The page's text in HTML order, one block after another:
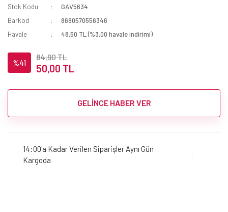
Stok Kodu
GAV5634
Barkod
8690570556346
Havale
48,50 TL (%3,00 havale indirimi)
%41
84,90 TL
50,00 TL
GELİNCE HABER VER
14:00'a Kadar Verilen Siparişler Aynı Gün
Kargoda